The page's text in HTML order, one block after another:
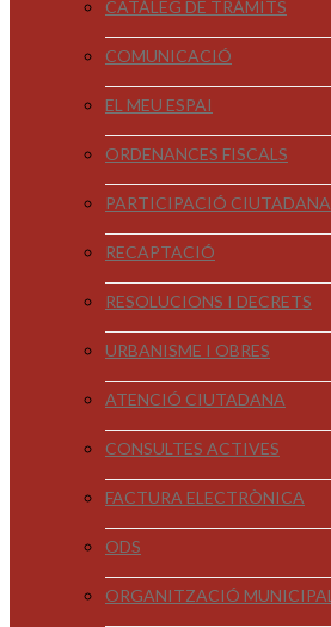
CATÀLEG DE TRÀMITS
COMUNICACIÓ
EL MEU ESPAI
ORDENANCES FISCALS
PARTICIPACIÓ CIUTADANA
RECAPTACIÓ
RESOLUCIONS I DECRETS
URBANISME I OBRES
ATENCIÓ CIUTADANA
CONSULTES ACTIVES
FACTURA ELECTRÒNICA
ODS
ORGANITZACIÓ MUNICIPAL